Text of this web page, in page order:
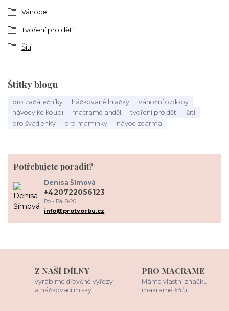
Vánoce
Tvoření pro děti
Šití
Štítky blogu
pro začátečníky háčkované hračky
vánoční ozdoby
návody ke koupi
macramé anděl tvoření pro děti
šití
pro švadlenky
pro maminky návod zdarma
Potřebujete poradit?
Denisa Šímová
+420722056123
Po - Pá: 8-20
info@protvorbu.cz
Z NAŠÍ DÍLNY
vyrábíme dřevěné výřezy
a háčkovací misky
PRO MACRAME
Máme vlastní značku
makramé šňůr